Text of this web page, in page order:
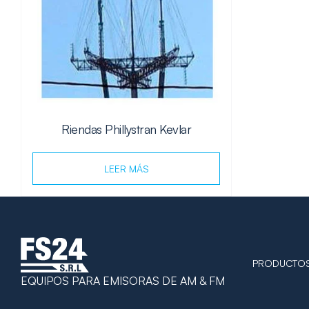
Riendas Phillystran Kevlar
LEER MÁS
EQUIPOS PARA EMISORAS DE AM & FM